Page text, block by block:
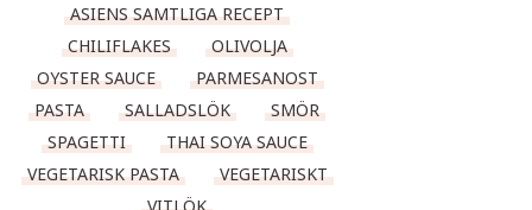
ASIENS SAMTLIGA RECEPT
CHILIFLAKES
OLIVOLJA
OYSTER SAUCE
PARMESANOST
PASTA
SALLADSLÖK
SMÖR
SPAGETTI
THAI SOYA SAUCE
VEGETARISK PASTA
VEGETARISKT